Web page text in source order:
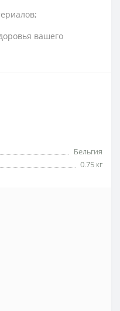
вашего
Бельгия
0.75 кг